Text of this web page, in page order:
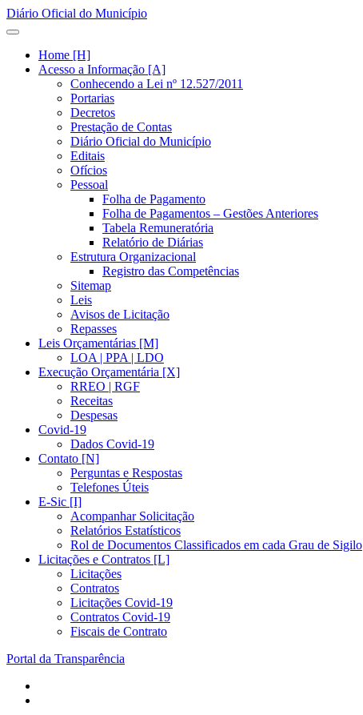
Diário Oficial do Município
Home [H]
Acesso a Informação [A]
Conhecendo a Lei nº 12.527/2011
Portarias
Decretos
Prestação de Contas
Diário Oficial do Município
Editais
Ofícios
Pessoal
Folha de Pagamento
Folha de Pagamentos – Gestões Anteriores
Tabela Remuneratória
Relatório de Diárias
Estrutura Organizacional
Registro das Competências
Sitemap
Leis
Avisos de Licitação
Repasses
Leis Orçamentárias [M]
LOA | PPA | LDO
Execução Orçamentária [X]
RREO | RGF
Receitas
Despesas
Covid-19
Dados Covid-19
Contato [N]
Perguntas e Respostas
Telefones Úteis
E-Sic [I]
Acompanhar Solicitação
Relatórios Estatísticos
Rol de Documentos Classificados em cada Grau de Sigilo
Licitações e Contratos [L]
Licitações
Contratos
Licitações Covid-19
Contratos Covid-19
Fiscais de Contrato
Portal da Transparência